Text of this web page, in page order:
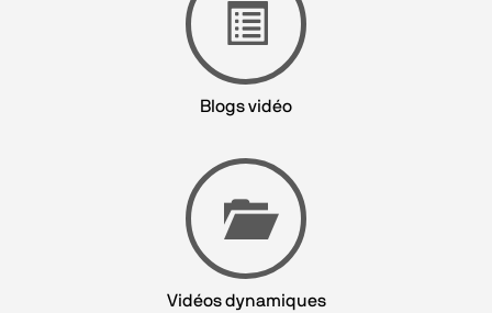
Blogs vidéo
Vidéos dynamiques